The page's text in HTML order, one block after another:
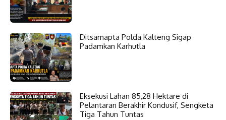
Ditsamapta Polda Kalteng Sigap
Padamkan Karhutla
Eksekusi Lahan 85,28 Hektare di
Pelantaran Berakhir Kondusif, Sengketa
Tiga Tahun Tuntas